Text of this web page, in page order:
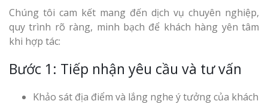
Chúng tôi cam kết mang đến dịch vụ chuyên nghiệp,
quy trình rõ ràng, minh bạch để khách hàng yên tâm
khi hợp tác:
Bước 1: Tiếp nhận yêu cầu và tư vấn
Khảo sát địa điểm và lắng nghe ý tưởng của khách